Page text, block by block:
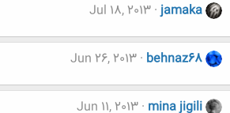
jamaka
Jul 18, 2013
behnaz68
Jun 26, 2013
mina jigili
Jun 11, 2013